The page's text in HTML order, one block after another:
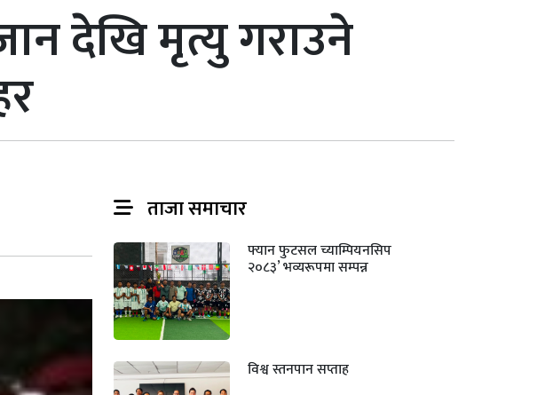
देखि मृत्यु गराउने
ताजा समाचार
फ्यान फुटसल च्याम्पियनसिप
२०८३’ भव्यरूपमा सम्पन्न
विश्व स्तनपान सप्ताह